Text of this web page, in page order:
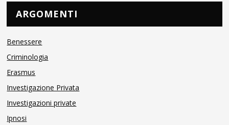
ARGOMENTI
Benessere
Criminologia
Erasmus
Investigazione Privata
Investigazioni private
Ipnosi